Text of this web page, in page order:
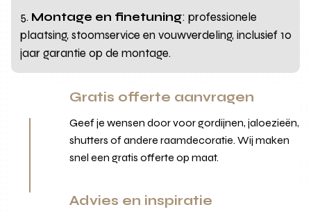
Montage en finetuning: professionele
plaatsing, stoomservice en vouwverdeling, inclusief 10
jaar garantie op de montage.
Gratis offerte aanvragen
Geef je wensen door voor gordijnen, jaloezieën,
shutters of andere raamdecoratie. Wij maken
snel een gratis offerte op maat.
Advies en inspiratie